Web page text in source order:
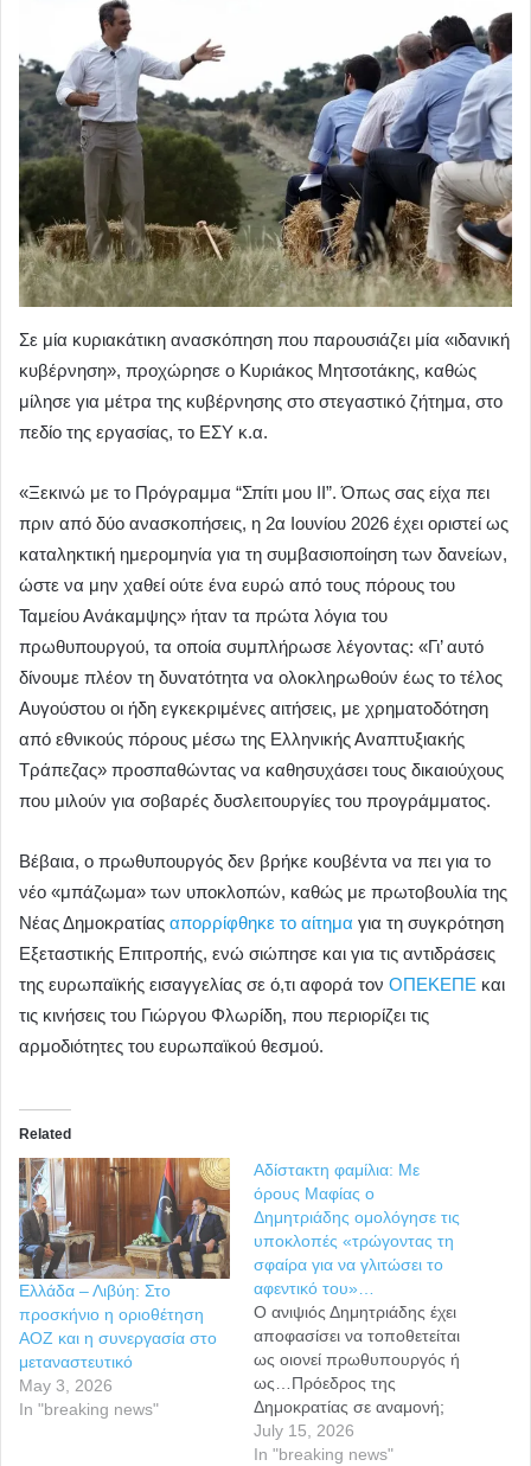
Σε μία κυριακάτικη ανασκόπηση που παρουσιάζει μία «ιδανική
κυβέρνηση», προχώρησε ο Κυριάκος Μητσοτάκης, καθώς
μίλησε για μέτρα της κυβέρνησης στο στεγαστικό ζήτημα, στο
πεδίο της εργασίας, το ΕΣΥ κ.α.
«Ξεκινώ με το Πρόγραμμα “Σπίτι μου ΙΙ”. Όπως σας είχα πει
πριν από δύο ανασκοπήσεις, η 2α Ιουνίου 2026 έχει οριστεί ως
καταληκτική ημερομηνία για τη συμβασιοποίηση των δανείων,
ώστε να μην χαθεί ούτε ένα ευρώ από τους πόρους του
Ταμείου Ανάκαμψης» ήταν τα πρώτα λόγια του
πρωθυπουργού, τα οποία συμπλήρωσε λέγοντας: «Γι’ αυτό
δίνουμε πλέον τη δυνατότητα να ολοκληρωθούν έως το τέλος
Αυγούστου οι ήδη εγκεκριμένες αιτήσεις, με χρηματοδότηση
από εθνικούς πόρους μέσω της Ελληνικής Αναπτυξιακής
Τράπεζας» προσπαθώντας να καθησυχάσει τους δικαιούχους
που μιλούν για σοβαρές δυσλειτουργίες του προγράμματος.
Βέβαια, ο πρωθυπουργός δεν βρήκε κουβέντα να πει για το
νέο «μπάζωμα» των υποκλοπών, καθώς με πρωτοβουλία της
Νέας Δημοκρατίας απορρίφθηκε το αίτημα για τη συγκρότηση
Εξεταστικής Επιτροπής, ενώ σιώπησε και για τις αντιδράσεις
της ευρωπαϊκής εισαγγελίας σε ό,τι αφορά τον ΟΠΕΚΕΠΕ και
τις κινήσεις του Γιώργου Φλωρίδη, που περιορίζει τις
αρμοδιότητες του ευρωπαϊκού θεσμού.
Related
Ελλάδα – Λιβύη: Στο
προσκήνιο η οριοθέτηση
ΑΟΖ και η συνεργασία στο
μεταναστευτικό
May 3, 2026
In "breaking news"
Αδίστακτη φαμίλια: Με
όρους Μαφίας ο
Δημητριάδης ομολόγησε τις
υποκλοπές «τρώγοντας τη
σφαίρα για να γλιτώσει το
αφεντικό του»…
Ο ανιψιός Δημητριάδης έχει
αποφασίσει να τοποθετείται
ως οιονεί πρωθυπουργός ή
ως…Πρόεδρος της
Δημοκρατίας σε αναμονή;
Η σιωπή συνενοχής του
θείου Κυριάκου Μητσοτάκη
July 15, 2026
In "breaking news"